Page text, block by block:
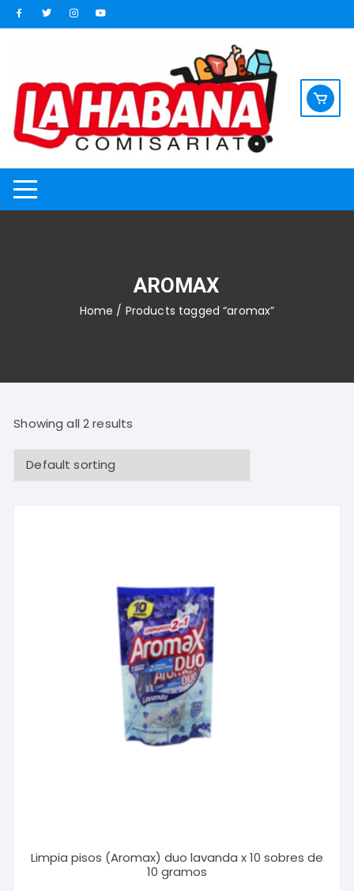
Saltar
al
AROMAX
Home / Products tagged “aromax”
Showing all 2 results
Limpia pisos (Aromax) duo lavanda x 10 sobres de
10 gramos